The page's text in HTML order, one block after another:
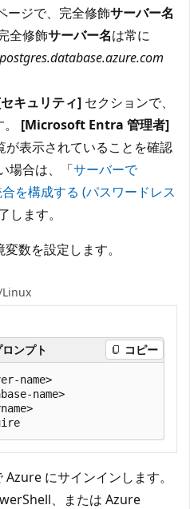
ージで、完全修飾サーバー名
全修飾サーバー名は常に
キュリティ] セクションで、
[Microsoft Entra 管理者]
が表示されていることを確認
場合は、「サーバーで
を構成する (パスワードレス
します。
数を設定します。
Linux
ンプト コピー
name>
name>
にサインインします。
、または Azure